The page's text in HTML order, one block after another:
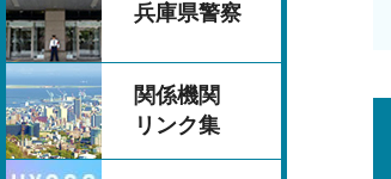
兵庫県警察
関係機関
リンク集